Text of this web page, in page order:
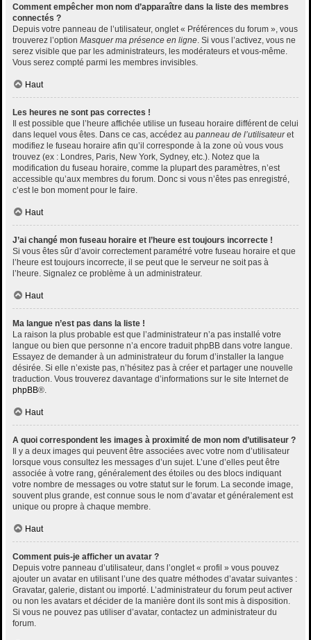
Comment empêcher mon nom d’apparaître dans la liste des membres
connectés ?
Depuis votre panneau de l’utilisateur, onglet « Préférences du forum », vous
trouverez l’option Masquer ma présence en ligne. Si vous l’activez, vous ne
serez visible que par les administrateurs, les modérateurs et vous-même.
Vous serez compté parmi les membres invisibles.
Haut
Les heures ne sont pas correctes !
Il est possible que l’heure affichée utilise un fuseau horaire différent de celui
dans lequel vous êtes. Dans ce cas, accédez au panneau de l’utilisateuret
modifiez le fuseau horaire afin qu’il corresponde à la zone où vous vous
trouvez (ex : Londres, Paris, New York, Sydney, etc.). Notez que la
modification du fuseau horaire, comme la plupart des paramètres, n’est
accessible qu’aux membres du forum. Donc si vous n’êtes pas enregistré,
c’est le bon moment pour le faire.
Haut
J’ai changé mon fuseau horaire et l’heure est toujours incorrecte !
Si vous êtes sûr d’avoir correctement paramétré votre fuseau horaire et que
l’heure est toujours incorrecte, il se peut que le serveur ne soit pas à
l’heure. Signalez ce problème à un administrateur.
Haut
Ma langue n’est pas dans la liste !
La raison la plus probable est que l’administrateur n’a pas installé votre
langue ou bien que personne n’a encore traduit phpBB dans votre langue.
Essayez de demander à un administrateur du forum d’installer la langue
désirée. Si elle n’existe pas, n’hésitez pas à créer et partager une nouvelle
traduction. Vous trouverez davantage d’informations sur le site Internet de
phpBB®.
Haut
A quoi correspondent les images à proximité de mon nom d’utilisateur ?
Il y a deux images qui peuvent être associées avec votre nom d’utilisateur
lorsque vous consultez les messages d’un sujet. L’une d’elles peut être
associée à votre rang, généralement des étoiles ou des blocs indiquant
votre nombre de messages ou votre statut sur le forum. La seconde image,
souvent plus grande, est connue sous le nom d’avatar et généralement est
unique ou propre à chaque membre.
Haut
Comment puis-je afficher un avatar ?
Depuis votre panneau d’utilisateur, dans l’onglet « profil » vous pouvez
ajouter un avatar en utilisant l’une des quatre méthodes d’avatar suivantes :
Gravatar, galerie, distant ou importé. L’administrateur du forum peut activer
ou non les avatars et décider de la manière dont ils sont mis à disposition.
Si vous ne pouvez pas utiliser d’avatar, contactez un administrateur du
forum.